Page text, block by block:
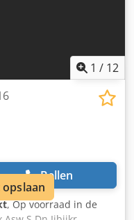
1 / 12
Bellen
, Op voorraad in de